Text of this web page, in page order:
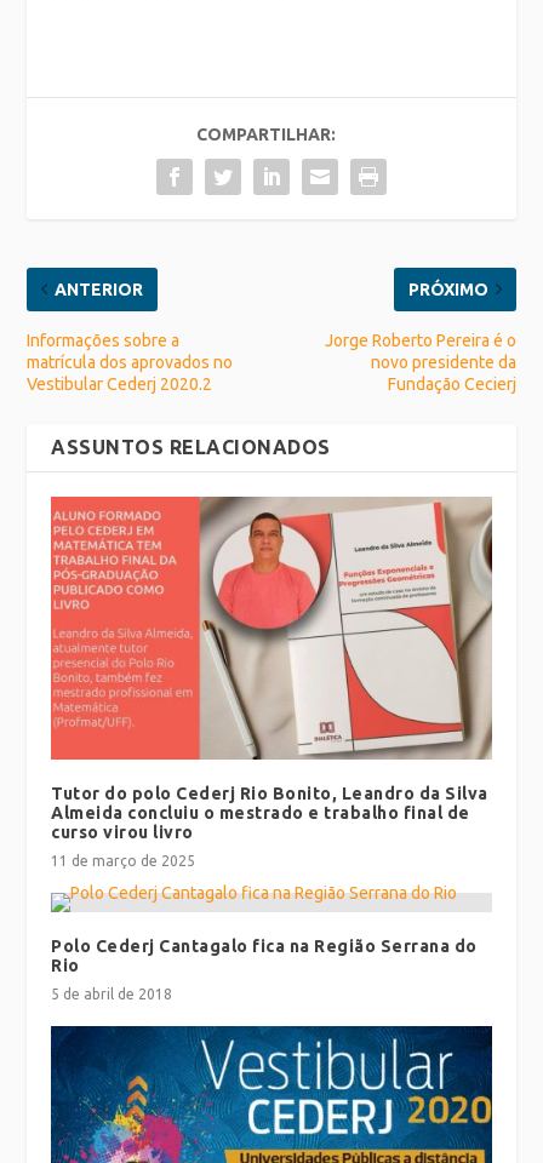
COMPARTILHAR:
ANTERIOR
Informações sobre a
matrícula dos aprovados no
Vestibular Cederj 2020.2
PRÓXIMO
Jorge Roberto Pereira é o
novo presidente da
Fundação Cecierj
ASSUNTOS RELACIONADOS
Tutor do polo Cederj Rio Bonito, Leandro da Silva
Almeida concluiu o mestrado e trabalho final de
curso virou livro
11 de março de 2025
Polo Cederj Cantagalo fica na Região Serrana do
Rio
5 de abril de 2018